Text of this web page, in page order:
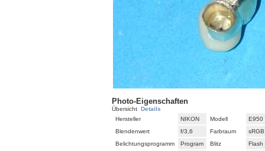
Photo-Eigenschaften
Übersicht Details
Hersteller
NIKON Modell
E950
Blendenwert
f/3,6 Farbraum
sRGB
Belichtungsprogramm
Program Blitz
Flash